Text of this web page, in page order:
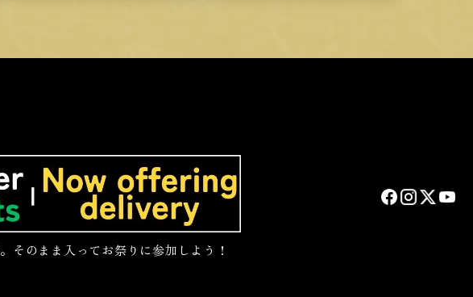
そのまま入ってお祭りに参加しよう！